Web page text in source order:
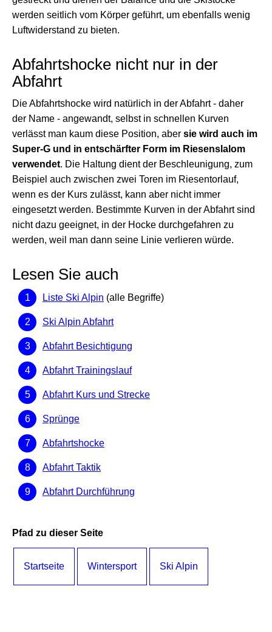
werden seitlich vom Körper geführt, um ebenfalls wenig
Luftwiderstand zu bieten.
Abfahrtshocke nicht nur in der
Abfahrt
Die Abfahrtshocke wird natürlich in der Abfahrt - daher
der Name - angewandt, selbst in schnellen Kurven
verlässt man kaum diese Position, aber sie wird auch im
Super-G und in entschärfter Form im Riesenslalom
verwendet. Die Haltung dient der Beschleunigung, zum
Beispiel auch zwischen zwei Toren im Riesentorlauf,
wenn es der Kurs zulässt, kann aber nicht immer
eingesetzt werden. Bestimmte Kurven in der Abfahrt sind
nicht dazu geeignet, in der Hocke durchgefahren zu
werden, weil man dann seine Linie verlieren würde.
Lesen Sie auch
Liste Ski Alpin (alle Begriffe)
Ski Alpin Abfahrt
Abfahrt Besichtigung
Abfahrt Trainingslauf
Abfahrt Kurs und Strecke
Sprünge
Abfahrtshocke
Abfahrt Taktik
Abfahrt Durchführung
Pfad zu dieser Seite
Startseite Wintersport Ski Alpin